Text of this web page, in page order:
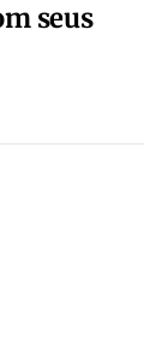
seus